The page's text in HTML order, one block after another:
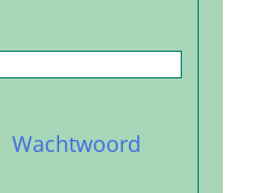
Wachtwoord